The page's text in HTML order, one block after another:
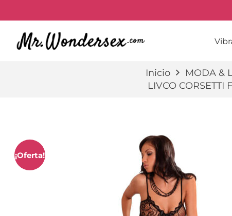
Inicio MODA &
LIVCO CORSETTI
¡Oferta!